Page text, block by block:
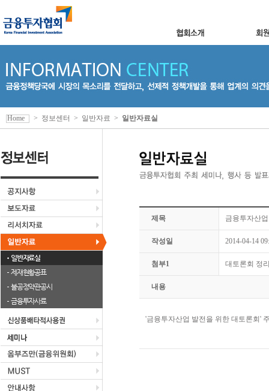
일반자료실
제재현황공표
불공정약관공시
금융투자사료
Home > 정보센터 > 일반자료 > 일반자료실
제목 금융투자산
작성일 2014-04-14
첨부1 대토론회 정
내용
'금융투자산업 발전을 위한 대토론회'